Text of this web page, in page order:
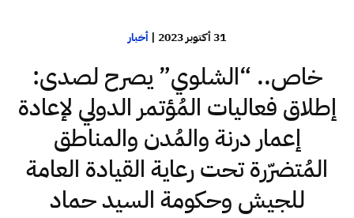
31 أكتوبر 2023 | أخبار
خاص.. “الشلوي” يصرح لصدى:
إطلاق فعاليات المُؤتمر الدولي لإعادة
إعمار درنة والمُدن والمناطق
المُتضرّرة تحت رعاية القيادة العامة
للجيش وحكومة السيد حماد